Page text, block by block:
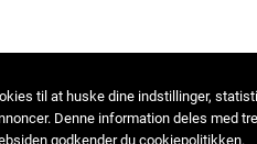
til at huske dine indstillinger,
Denne information deles med
godkender du cookiepolitikken.